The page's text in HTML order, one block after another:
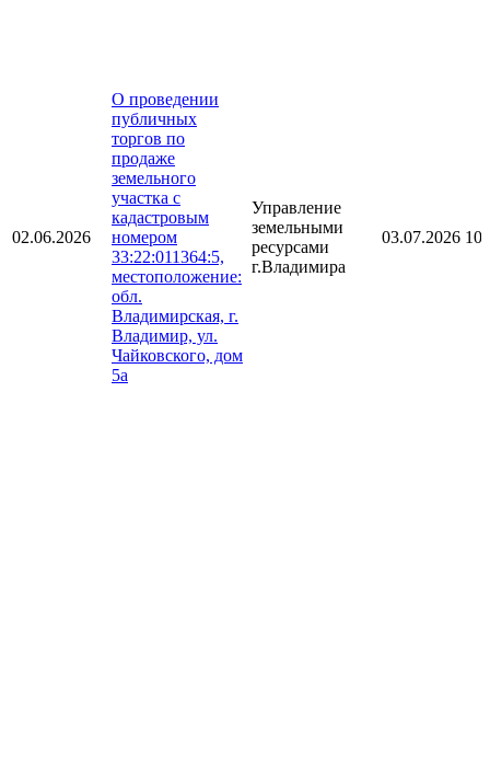
02.06.2026
О проведении
публичных
торгов по
продаже
земельного
участка с
кадастровым
номером
33:22:011364:5,
местоположение:
обл.
Владимирская, г.
Владимир, ул.
Чайковского, дом
5а
Управление
земельными
ресурсами
г.Владимира
03.07.2026